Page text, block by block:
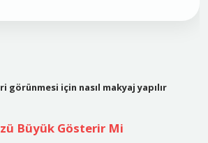
görünmesi için nasıl makyaj yapılır
Büyük Gösterir Mi